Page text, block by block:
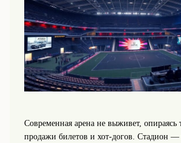
Современная арена не выживет, опираясь
продажи билетов и хот-догов. Стадион —